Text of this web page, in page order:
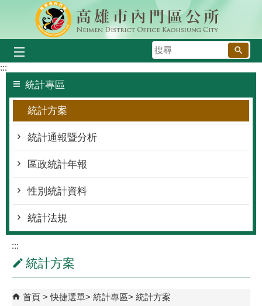
跳到主要內容區塊
搜
尋
:::
統計專區
統計方案
統計通報暨分析
區政統計年報
性別統計資料
統計法規
:::
統計方案
首頁 快捷選單 統計專區 統計方案